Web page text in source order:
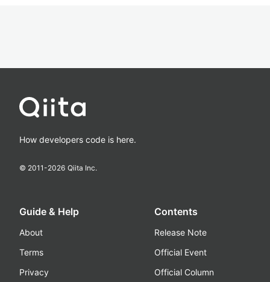
How developers code is here.
© 2011-2026 Qiita Inc.
Guide & Help
About
Terms
Privacy
Contents
Release Note
Official Event
Official Column